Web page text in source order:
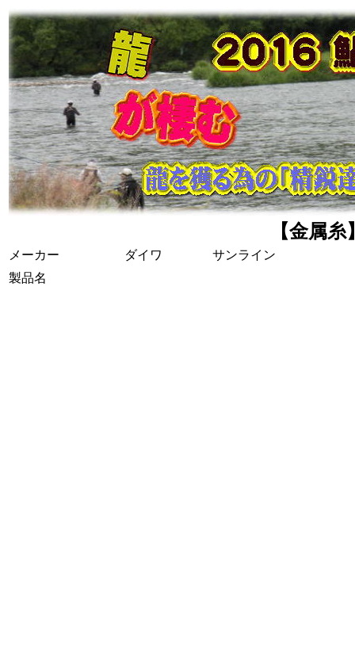
【金属糸
メーカー ダイワ
サンライン
製品名